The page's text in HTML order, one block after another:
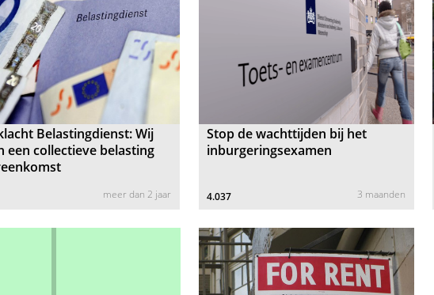
Belastingdienst: Wij
een collectieve belasting
meer dan 2 jaar
Stop de wachttijden bij het
inburgeringsexamen
4.037 3 maanden